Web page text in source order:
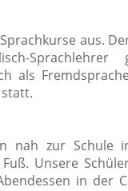
aus.
als
nah zur Schule
Unsere
in der